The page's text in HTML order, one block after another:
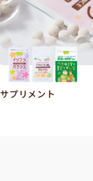
サプリメント